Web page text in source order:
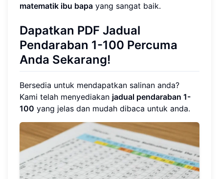
matematik ibu bapa yang sangat baik.
Dapatkan PDF Jadual
Pendaraban 1-100 Percuma
Anda Sekarang!
Bersedia untuk mendapatkan salinan anda?
Kami telah menyediakan jadual pendaraban 1-
100 yang jelas dan mudah dibaca untuk anda.